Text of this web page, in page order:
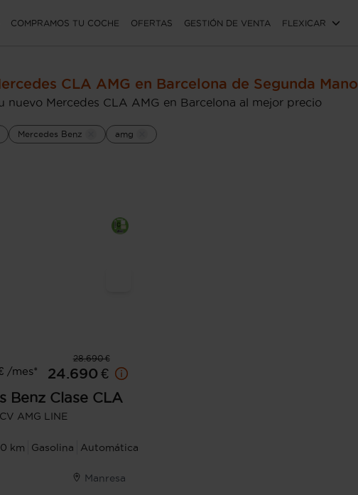
COMPRAMOS TU COCHE OFERTAS GESTIÓN DE VENTA FLEXICAR
CLA AMG en Barcelona de Segunda Mano
nuevo Mercedes CLA AMG en Barcelona al mejor precio
Mercedes Benz amg
28.690 €
/mes*
24.690 €
Benz Clase CLA
AMG LINE
km Gasolina Automática
Manresa